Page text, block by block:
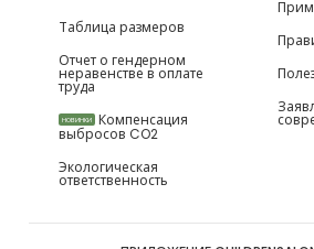
Таблица размеров
Отчет о гендерном
неравенстве в оплате
труда
НОВИНКИ Компенсация
выбросов CO2
Экологическая
ответственность